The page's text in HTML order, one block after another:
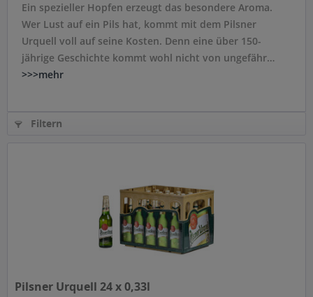
Ein spezieller Hopfen erzeugt das besondere Aroma.
Wer Lust auf ein Pils hat, kommt mit dem Pilsner
Urquell voll auf seine Kosten. Denn eine über 150-
jährige Geschichte kommt wohl nicht von ungefähr…
>>>mehr
Filtern
Pilsner Urquell 24 x 0,33l